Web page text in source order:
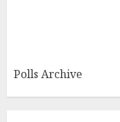
Polls Archive